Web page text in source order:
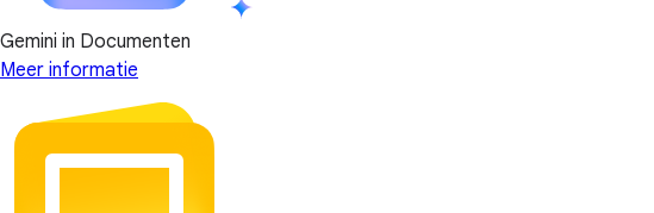
Gemini in Documenten
Meer informatie